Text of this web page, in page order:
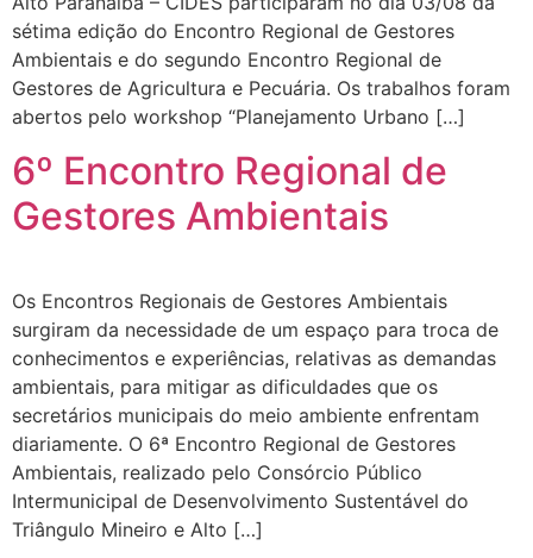
sétima edição do Encontro Regional de Gestores
Ambientais e do segundo Encontro Regional de
Gestores de Agricultura e Pecuária. Os trabalhos foram
abertos pelo workshop “Planejamento Urbano […]
6º Encontro Regional de
Gestores Ambientais
Os Encontros Regionais de Gestores Ambientais
surgiram da necessidade de um espaço para troca de
conhecimentos e experiências, relativas as demandas
ambientais, para mitigar as dificuldades que os
secretários municipais do meio ambiente enfrentam
diariamente. O 6ª Encontro Regional de Gestores
Ambientais, realizado pelo Consórcio Público
Intermunicipal de Desenvolvimento Sustentável do
Triângulo Mineiro e Alto […]